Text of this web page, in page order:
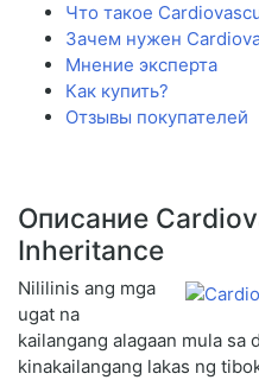
Что такое
Зачем нужен
Мнение эксперта
Как купить?
Отзывы покупателей
Описание
Inheritance
Nililinis ang mga
ugat na
kailangang alagaan mula sa
kinakailangang lakas ng